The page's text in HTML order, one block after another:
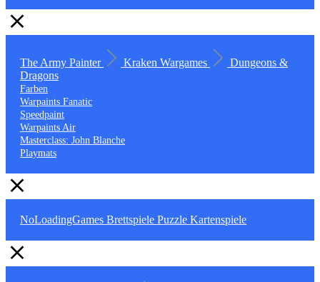
The Army Painter Kraken Wargames
Dungeons &
Dragons
Farben
Warpaints Fanatic
Speedpaint
Warpaints Air
Masterclass: John Blanche
Playmats
NoLoadingGames Brettspiele Puzzle Kartenspiele